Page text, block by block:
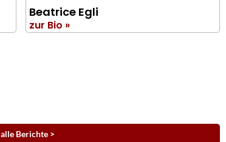
Beatrice Egli
zur Bio »
alle Berichte >